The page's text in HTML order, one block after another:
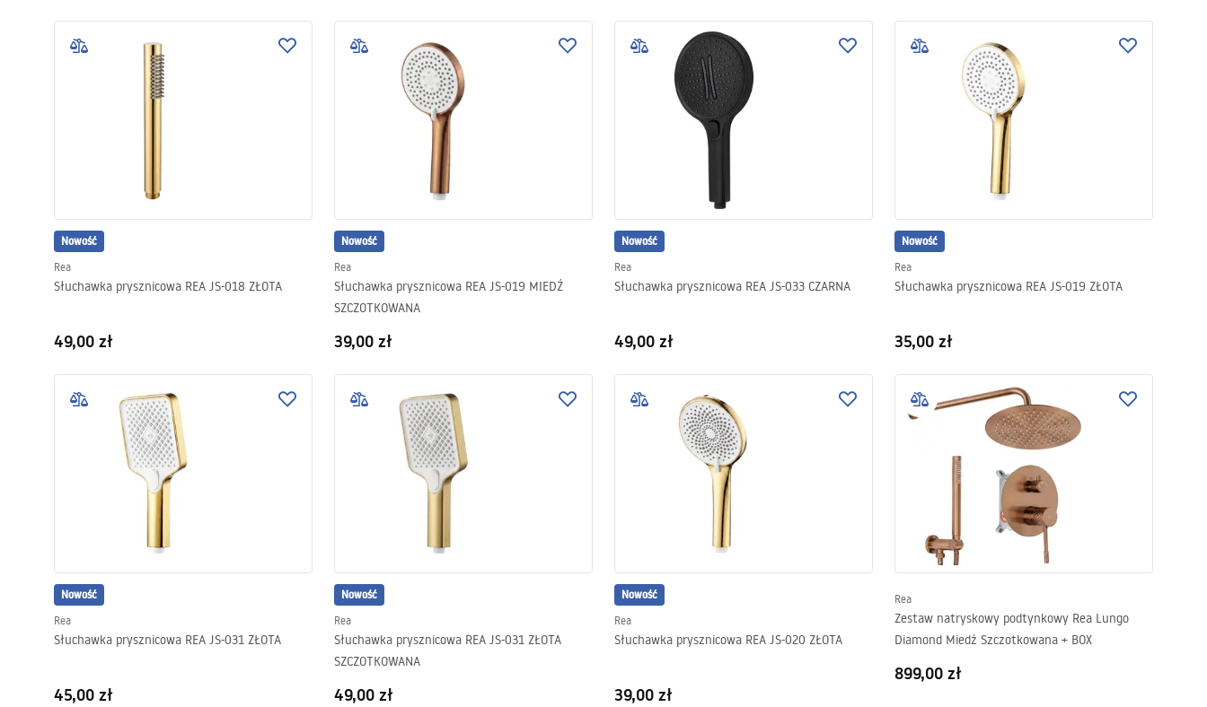
Nowość
Rea
Słuchawka prysznicowa REA JS-018 ZŁOTA
49,00 zł
Nowość
Rea
Słuchawka prysznicowa REA JS-019 MIEDŹ
SZCZOTKOWANA
39,00 zł
Nowość
Rea
Słuchawka prysznicowa REA JS-033 CZARNA
49,00 zł
Nowość
Rea
Słuchawka prysznicowa REA JS-019 ZŁOTA
35,00 zł
Nowość
Rea
Słuchawka prysznicowa REA JS-031 ZŁOTA
45,00 zł
Nowość
Rea
Słuchawka prysznicowa REA JS-031 ZŁOTA
SZCZOTKOWANA
49,00 zł
Nowość
Rea
Słuchawka prysznicowa REA JS-020 ZŁOTA
39,00 zł
Rea
Zestaw natryskowy podtynkowy Rea Lungo
Diamond Miedź Szczotkowana + BOX
899,00 zł